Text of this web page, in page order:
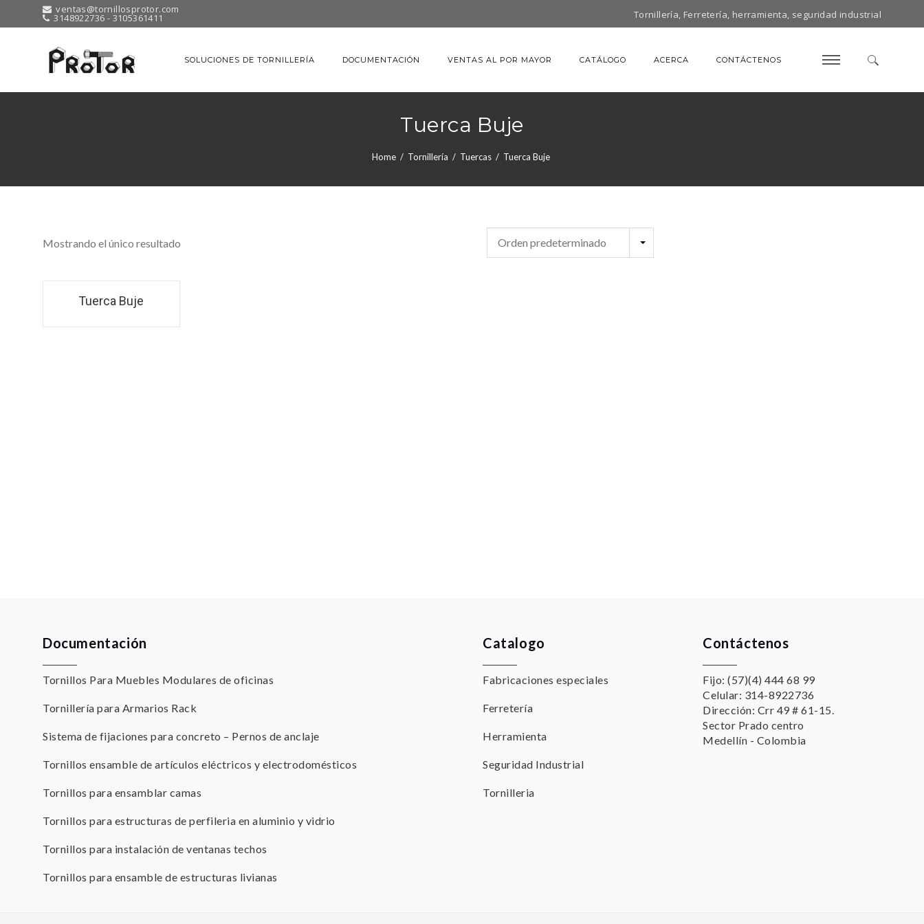
ventas@tornillosprotor.com
3148922736 - 3105361411 Tornillería, Ferretería, herramienta, seguridad industrial
SOLUCIONES DE TORNILLERÍA DOCUMENTACIÓN VENTAS AL POR MAYOR CATÁLOGO ACERCA CONTÁCTENOS
Tuerca Buje
Home / Tornillería / Tuercas / Tuerca Buje
Mostrando el único resultado
Tuerca Buje
Documentación
Tornillos Para Muebles Modulares de oficinas
Tornillería para Armarios Rack
Sistema de fijaciones para concreto – Pernos de anclaje
Tornillos ensamble de artículos eléctricos y electrodomésticos
Tornillos para ensamblar camas
Tornillos para estructuras de perfileria en aluminio y vidrio
Tornillos para instalación de ventanas techos
Tornillos para ensamble de estructuras livianas
Catalogo
Fabricaciones especiales
Ferretería
Herramienta
Seguridad Industrial
Tornilleria
Contáctenos
Fijo: (57)(4) 444 68 99
Celular: 314-8922736
Dirección: Crr 49 # 61-15.
Sector Prado centro
Medellín - Colombia